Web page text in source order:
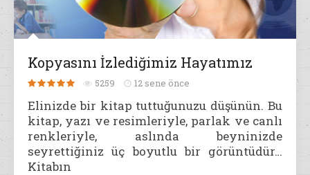
Kopyasını İzlediğimiz Hayatımız
5259 12 sene önce
Elinizde bir kitap tuttuğunuzu düşünün. Bu
kitap, yazı ve resimleriyle, parlak ve canlı
renkleriyle, aslında beyninizde
seyrettiğiniz üç boyutlu bir görüntüdür…
Kitabın